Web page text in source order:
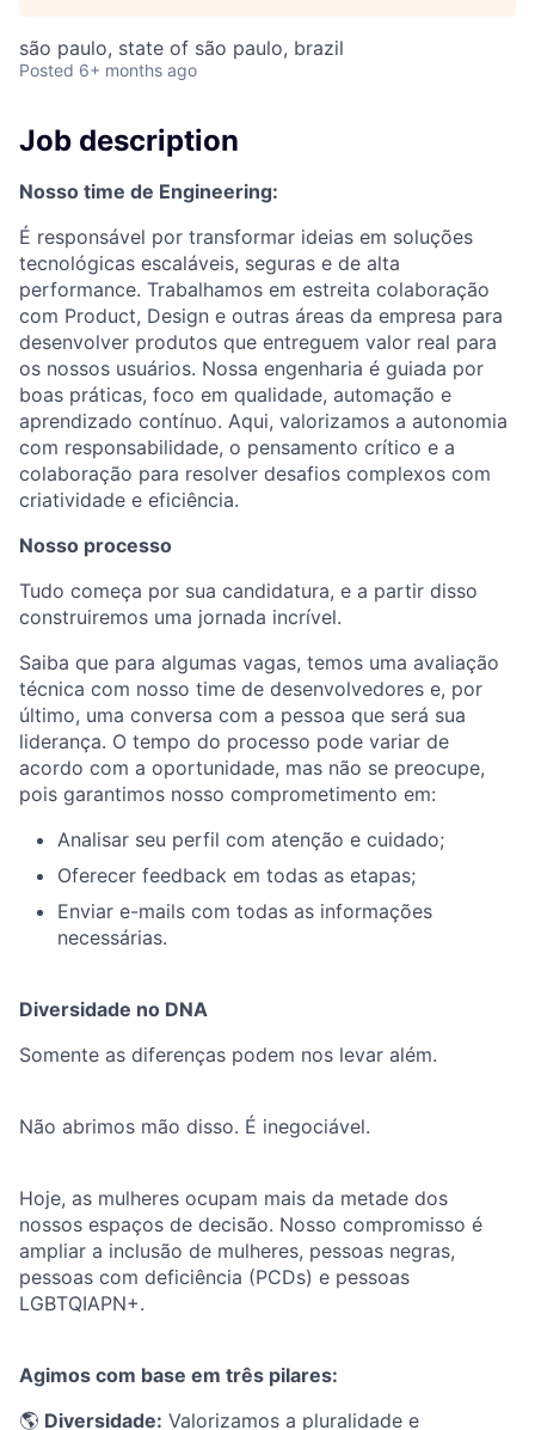
são paulo, state of são paulo, brazil
Posted 6+ months ago
Job description
Nosso time de Engineering:
É responsável por transformar ideias em soluções
tecnológicas escaláveis, seguras e de alta
performance. Trabalhamos em estreita colaboração
com Product, Design e outras áreas da empresa para
desenvolver produtos que entreguem valor real para
os nossos usuários. Nossa engenharia é guiada por
boas práticas, foco em qualidade, automação e
aprendizado contínuo. Aqui, valorizamos a autonomia
com responsabilidade, o pensamento crítico e a
colaboração para resolver desafios complexos com
criatividade e eficiência.
Nosso processo
Tudo começa por sua candidatura, e a partir disso
construiremos uma jornada incrível.
Saiba que para algumas vagas, temos uma avaliação
técnica com nosso time de desenvolvedores e, por
último, uma conversa com a pessoa que será sua
liderança. O tempo do processo pode variar de
acordo com a oportunidade, mas não se preocupe,
pois garantimos nosso comprometimento em:
Analisar seu perfil com atenção e cuidado;
Oferecer feedback em todas as etapas;
Enviar e-mails com todas as informações
necessárias.
Diversidade no DNA
Somente as diferenças podem nos levar além.
Não abrimos mão disso. É inegociável.
Hoje, as mulheres ocupam mais da metade dos
nossos espaços de decisão. Nosso compromisso é
ampliar a inclusão de mulheres, pessoas negras,
pessoas com deficiência (PCDs) e pessoas
LGBTQIAPN+.
Agimos com base em três pilares:
🌎 Diversidade: Valorizamos a pluralidade e